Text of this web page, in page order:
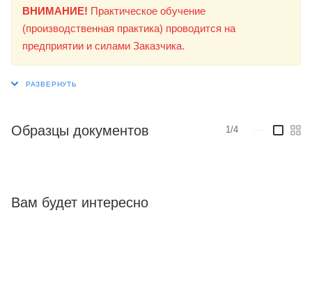
ВНИМАНИЕ! Практическое обучение
(производственная практика) проводится на
предприятии и силами Заказчика.
Образцы документов 1/4
Вам будет интересно